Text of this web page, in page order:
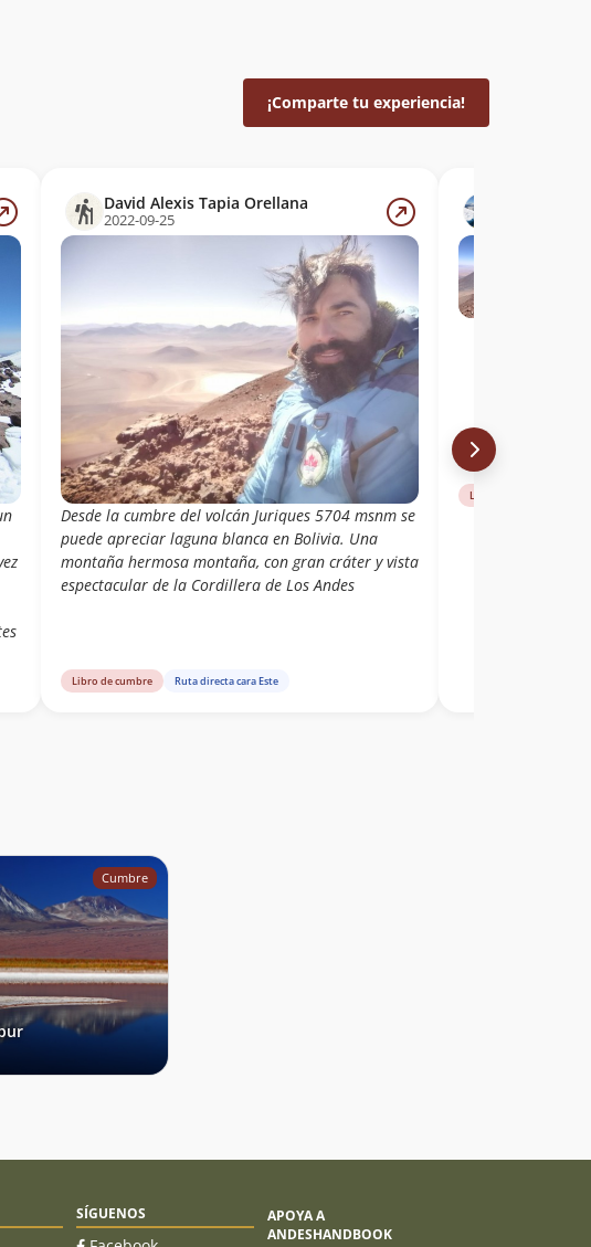
¡Comparte tu experiencia!
David Alexis Tapia Orellana
2022-09-25
Desde la cumbre del volcán Juriques 5704 msnm se
puede apreciar laguna blanca en Bolivia. Una
montaña hermosa montaña, con gran cráter y vista
espectacular de la Cordillera de Los Andes
Libro de cumbre Ruta directa cara Este
Libro de cumbre
Cumbre
SÍGUENOS
APOYA A
ANDESHANDBOOK